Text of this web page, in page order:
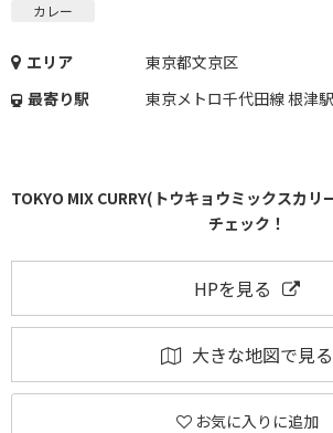
カレー
エリア
東京都文京区
最寄り駅
東京メトロ千代田線 根津
TOKYO MIX CURRY(トウキョウミックスカリ
チェック！
HPを見る
大きな地図で見る
お気に入りに追加